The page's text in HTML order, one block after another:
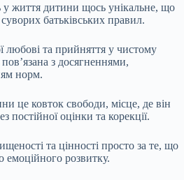
у життя дитини щось унікальне, що
батьківських правил.
любові та прийняття у чистому
з досягненнями,
норм.
це ковток свободи, місце, де він
оцінки та корекції.
та цінності просто за те, що
емоційного розвитку.